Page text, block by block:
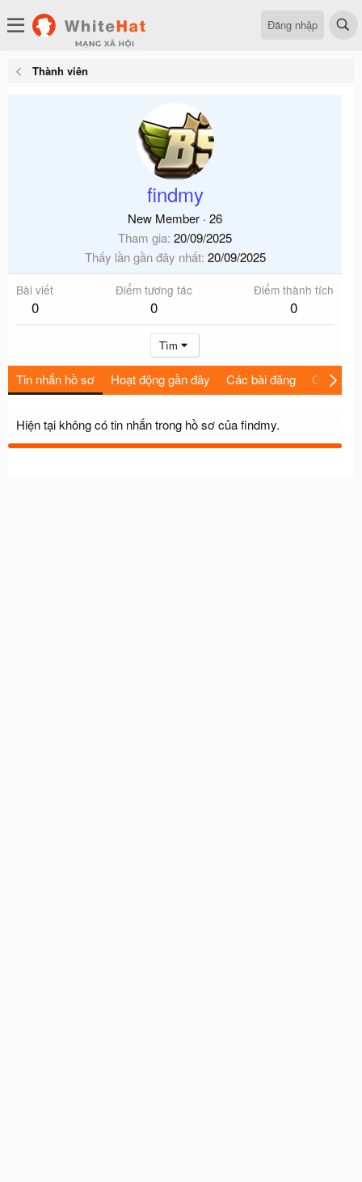
Đăng nhập
Thành viên
findmy
New Member · 26
Tham gia 20/09/2025
Thấy lần gần đây nhất 20/09/2025
Bài viết
0
Điểm tương tác
0
Điểm thành tích
0
Tìm
Tin nhắn hồ sơ Hoạt động gần đây Các bài đăng Giới thiệu
Hiện tại không có tin nhắn trong hồ sơ của findmy.